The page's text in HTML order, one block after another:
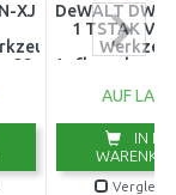
XJ
29
DeWALT
1 TSTAK VI
mm
AUF
IN